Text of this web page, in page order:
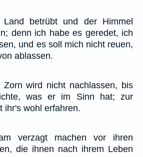
betrübt und der Himmel
denn ich habe es geredet, ich
und es soll mich nicht reuen,
ablassen.
Zorn wird nicht nachlassen, bis
was er im Sinn hat; zur
ihr's wohl erfahren.
verzagt machen vor ihren
die ihnen nach ihrem Leben